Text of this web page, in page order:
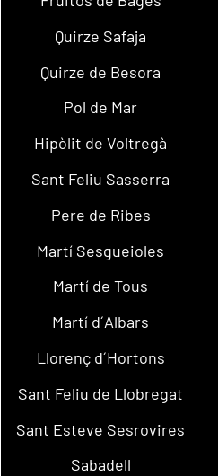
Quirze Safaja
Quirze de Besora
Pol de Mar
Hipòlit de Voltregà
Sant Feliu Sasserra
Pere de Ribes
Martí Sesgueioles
Martí de Tous
Martí d´Albars
Llorenç d´Hortons
Sant Feliu de Llobregat
Sant Esteve Sesrovires
Sabadell